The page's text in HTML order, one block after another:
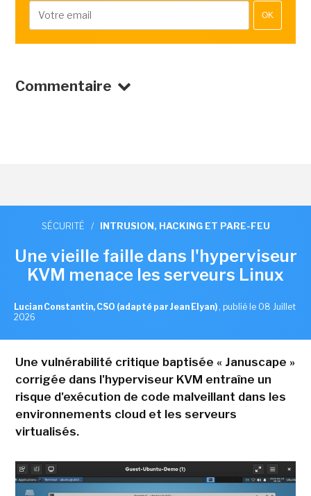
OK
Commentaire
SÉCURITÉ / INTRUSION, HACKING ET PARE-FEU
Une vieille faille dans l'hyperviseur
KVM menace les serveurs Linux
Lucian Constantin, CSO (adapté par Jean Elyan) , publié le 08 Juillet
2026
Une vulnérabilité critique baptisée « Januscape »
corrigée dans l'hyperviseur KVM entraîne un
risque d'exécution de code malveillant dans les
environnements cloud et les serveurs
virtualisés.